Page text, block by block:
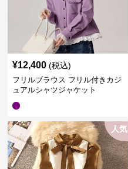
¥12,400 (税込)
フリルブラウス フリル付きカジ
ュアルシャツジャケット
人気